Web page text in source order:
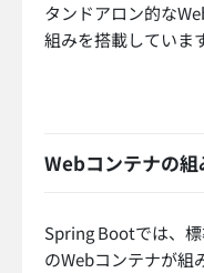
タンドアロン的な
組みを搭載していま
Webコンテナの組
Spring Bootでは、
のWebコンテナが組